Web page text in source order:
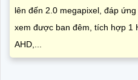
lên đến 2.0 megapixel, đáp
xem được ban đêm, tích hợp 1
AHD,...